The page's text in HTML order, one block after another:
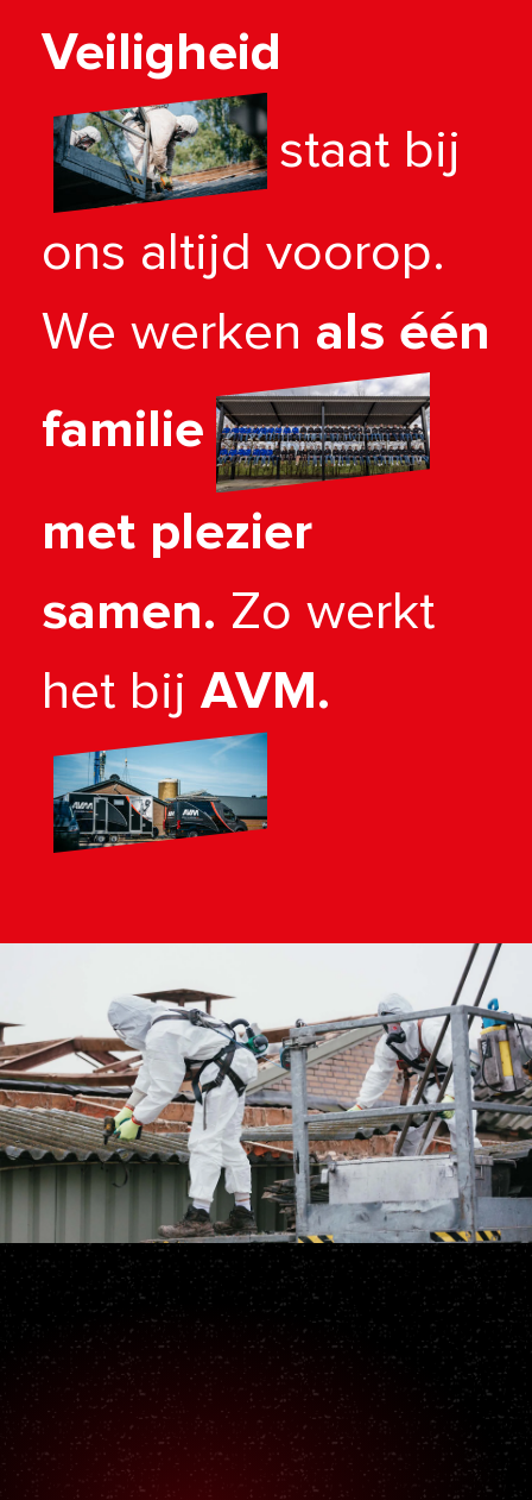
Veiligheid
staat bij
ons altijd voorop.
We werken als één
familie
met plezier
samen. Zo werkt
het bij AVM.